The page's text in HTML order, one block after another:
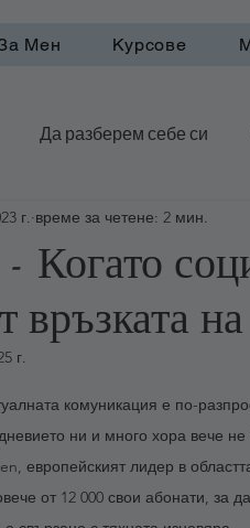
Мен Курсове
Да разберем себе си
Когато
връзката
г. време за четене: 2 мин.
г.
комуникация е по-
ни и много хора вече
европейският лидер в
от 12 000 свои абонати, за